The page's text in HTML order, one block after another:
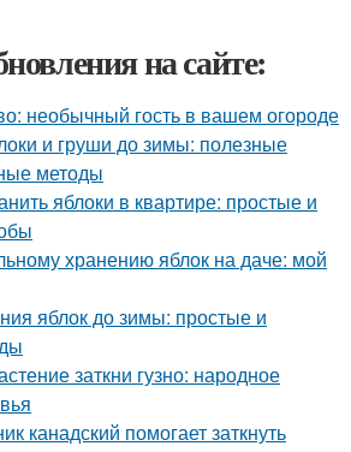
на сайте:
необычный гость в вашем огороде
и груши до зимы: полезные
методы
яблоки в квартире: простые и
хранению яблок на даче: мой
яблок до зимы: простые и
заткни гузно: народное
канадский помогает заткнуть